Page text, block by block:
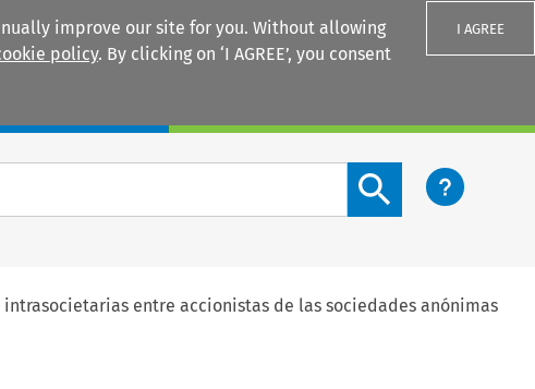
improve our site for you. Without allowing
policy. By clicking on ‘I AGREE’, you consent
I AGREE
Search content button
entre accionistas de las sociedades anónimas